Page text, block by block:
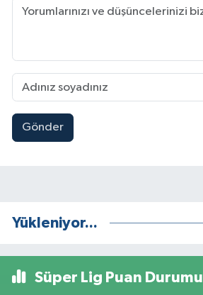
Gönder
Yükleniyor...
Süper Lig Puan Durumu